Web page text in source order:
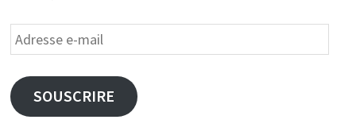
Adresse
e-
mail
SOUSCRIRE